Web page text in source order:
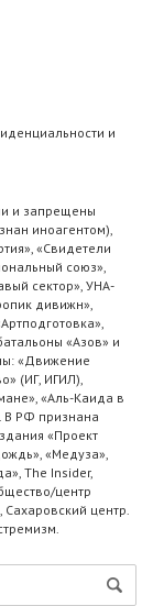
и
и запрещены
иноагентом),
«Свидетели
союз»,
сектор», УНА-
дивижн»,
«Азов» и
«Движение
(ИГ, ИГИЛ),
«Аль-Каида в
В РФ признана
«Проект
«Медуза»,
The Insider,
центр
центр.